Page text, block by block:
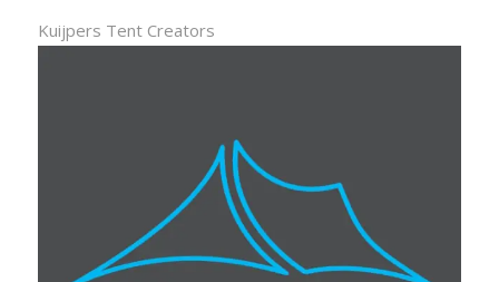
Kuijpers Tent Creators